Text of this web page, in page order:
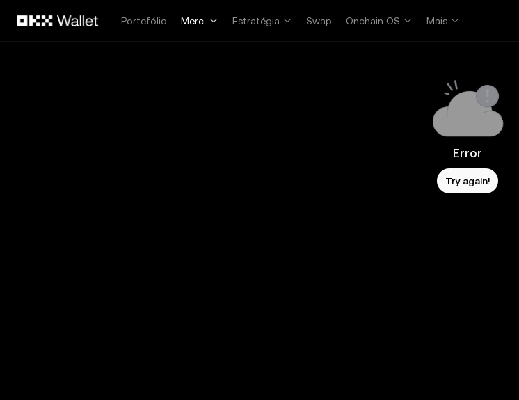
Portefólio
Merc. Estratégia Swap Onchain OS Mais
Error
Try again!